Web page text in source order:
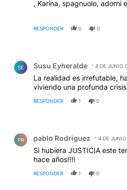
, Karina, spagnuolo, adorni
sabemos), los
compra de chatarra a precio
RESPONDER 0 0
SE Susu Eyheralde 4 DE JUNIO
La realidad es irrefutable,
viviendo una profunda
RESPONDER 1 0
PR pablo Rodriguez 4 DE
Si hubiera JUSTICIA este
hace años!!!!
RESPONDER 1 0